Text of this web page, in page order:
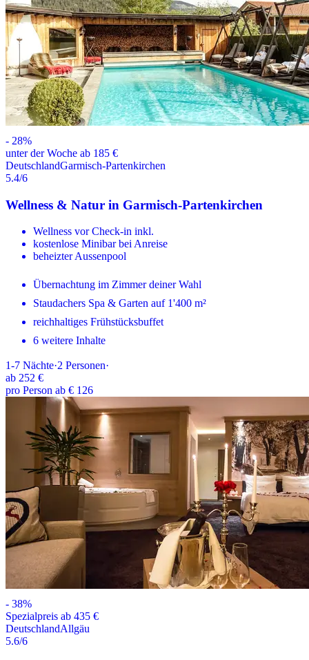
- 28%
unter der Woche ab 185 €
DeutschlandGarmisch-Partenkirchen
5.4/6
Wellness & Natur in Garmisch-Partenkirchen
Wellness vor Check-in inkl.
kostenlose Minibar bei Anreise
beheizter Aussenpool
Übernachtung im Zimmer deiner Wahl
Staudachers Spa & Garten auf 1'400 m²
reichhaltiges Frühstücksbuffet
6 weitere Inhalte
1-7 Nächte·2 Personen·
ab 252 €
pro Person ab € 126
- 38%
Spezialpreis ab 435 €
DeutschlandAllgäu
5.6/6